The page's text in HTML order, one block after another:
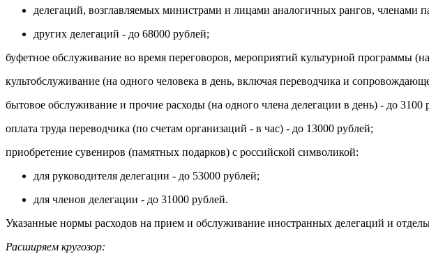
делегаций, возглавляемых министрами и лицами аналогичных рангов, членами
других делегаций - до 68000 рублей;
буфетное обслуживание во время переговоров, мероприятий культурной программы
культобслуживание (на одного человека в день, включая переводчика и
бытовое обслуживание и прочие расходы (на одного члена делегации в день) - до 3100
оплата труда переводчика (по счетам организаций - в час) - до 13000 рублей;
приобретение сувениров (памятных подарков) с российской символикой:
для руководителя делегации - до 53000 рублей;
для членов делегации - до 31000 рублей.
Указанные нормы расходов на прием и обслуживание иностранных делегаций и
Расширяем кругозор: